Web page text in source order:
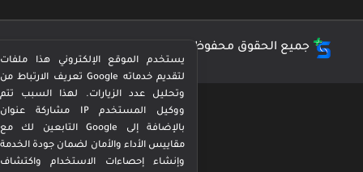
جميع الحقوق محفوظة ©
يستخدم الموقع الإلكتروني هذا ملفات
تعريف الارتباط من Google لتقديم خدماته
وتحليل عدد الزيارات. لهذا السبب تتم
مشاركة عنوان IP ووكيل المستخدم
التابعين لك مع Google بالإضافة إلى
مقاييس الأداء والأمان لضمان جودة الخدمة
وإنشاء إحصاءات الاستخدام واكتشاف